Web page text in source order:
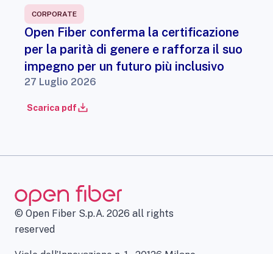
CORPORATE
Open Fiber conferma la certificazione
per la parità di genere e rafforza il suo
impegno per un futuro più inclusivo
27 Luglio 2026
Scarica pdf
© Open Fiber S.p.A. 2026 all rights
reserved